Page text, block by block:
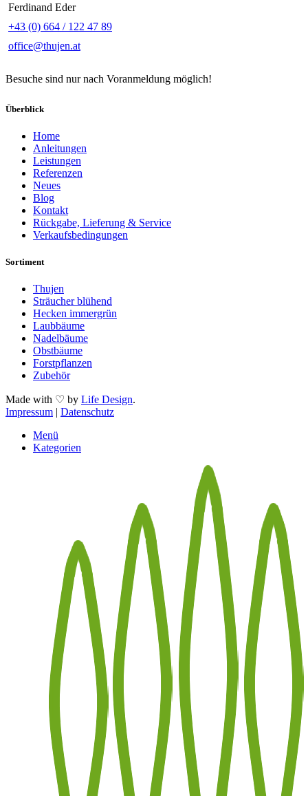
Ferdinand Eder
+43 (0) 664 / 122 47 89
office@thujen.at
Besuche sind nur nach Voranmeldung möglich!
Überblick
Home
Anleitungen
Leistungen
Referenzen
Neues
Blog
Kontakt
Rückgabe, Lieferung & Service
Verkaufsbedingungen
Sortiment
Thujen
Sträucher blühend
Hecken immergrün
Laubbäume
Nadelbäume
Obstbäume
Forstpflanzen
Zubehör
Made with ♡ by Life Design.
Impressum | Datenschutz
Menü
Kategorien